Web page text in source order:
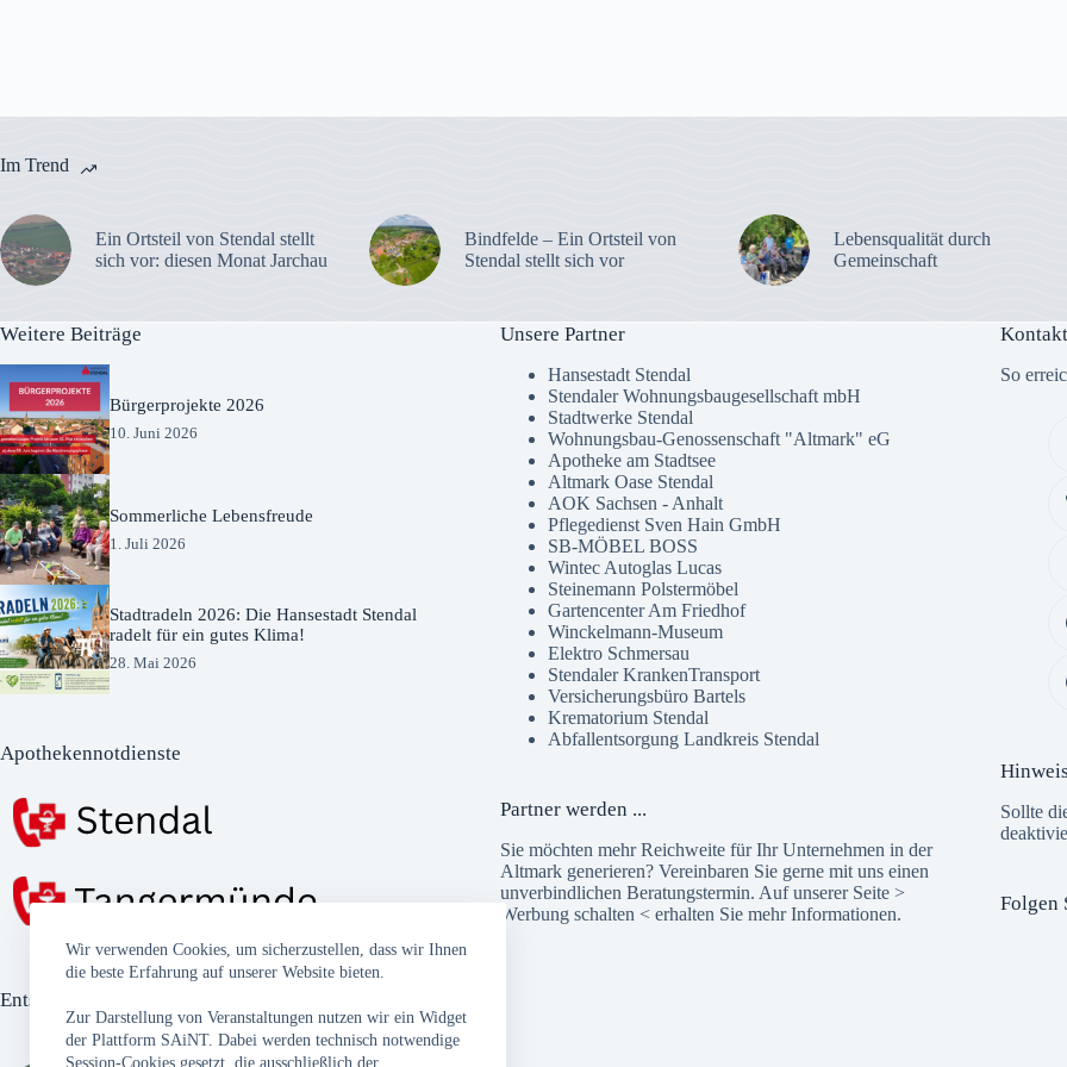
Wir verwenden Cookies, um sicherzustellen, dass wir Ihnen
die beste Erfahrung auf unserer Website bieten.
Zur Darstellung von Veranstaltungen nutzen wir ein Widget
der Plattform SAiNT. Dabei werden technisch notwendige
Session-Cookies gesetzt, die ausschließlich der
Im Trend
Ein Ortsteil von Stendal stellt
sich vor: diesen Monat Jarchau
Bindfelde – Ein Ortsteil von
Stendal stellt sich vor
Lebensqualität durch
Gemeinschaft
Weitere Beiträge
Bürgerprojekte 2026
10. Juni 2026
Sommerliche Lebensfreude
1. Juli 2026
Stadtradeln 2026: Die Hansestadt Stendal
radelt für ein gutes Klima!
28. Mai 2026
Apothekennotdienste
Entsorgungstermine
Unsere Partner
Hansestadt Stendal
Stendaler Wohnungsbaugesellschaft mbH
Stadtwerke Stendal
Wohnungsbau-Genossenschaft "Altmark" eG
Apotheke am Stadtsee
Altmark Oase Stendal
AOK Sachsen - Anhalt
Pflegedienst Sven Hain GmbH
SB-MÖBEL BOSS
Wintec Autoglas Lucas
Steinemann Polstermöbel
Gartencenter Am Friedhof
Winckelmann-Museum
Elektro Schmersau
Stendaler KrankenTransport
Versicherungsbüro Bartels
Krematorium Stendal
Abfallentsorgung Landkreis Stendal
Partner werden ...
Sie möchten mehr Reichweite für Ihr Unternehmen in der
Altmark generieren? Vereinbaren Sie gerne mit uns einen
unverbindlichen Beratungstermin. Auf unserer Seite >
Werbung schalten < erhalten Sie mehr Informationen.
So
Sollte
Folgen